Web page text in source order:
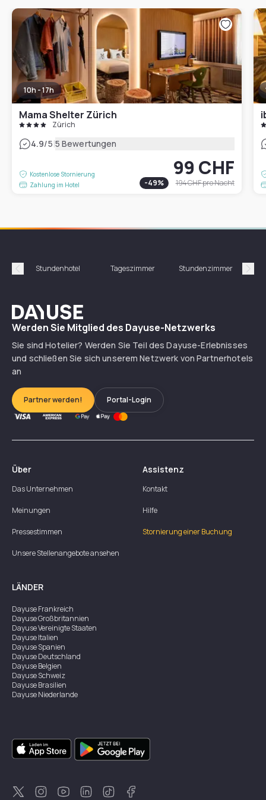
10h - 17h
Mama Shelter Zürich
Zürich
4.9/5|5 Bewertungen
Kostenlose Stornierung
Zahlung im Hotel
99 CHF
-49% 194 CHFpro Nacht
Précédent
Stundenhotel Tageszimmer Stundenzimmer
Dayuse
Werden Sie Mitglied des Dayuse-Netzwerks
Sie sind Hotelier? Werden Sie Teil des Dayuse-Erlebnisses
und schließen Sie sich unserem Netzwerk von Partnerhotels
an
Partner werden! Portal-Login
Über
Das Unternehmen
Meinungen
Pressestimmen
Unsere Stellenangebote ansehen
Assistenz
Kontakt
Hilfe
Stornierung einer Buchung
LÄNDER
DayuseFrankreich
DayuseGroßbritannien
DayuseVereinigte Staaten
DayuseItalien
DayuseSpanien
DayuseDeutschland
DayuseBelgien
DayuseSchweiz
DayuseBrasilien
DayuseNiederlande
DayuseKanada
DayuseSingapur
DayuseZweden
DayuseKorea